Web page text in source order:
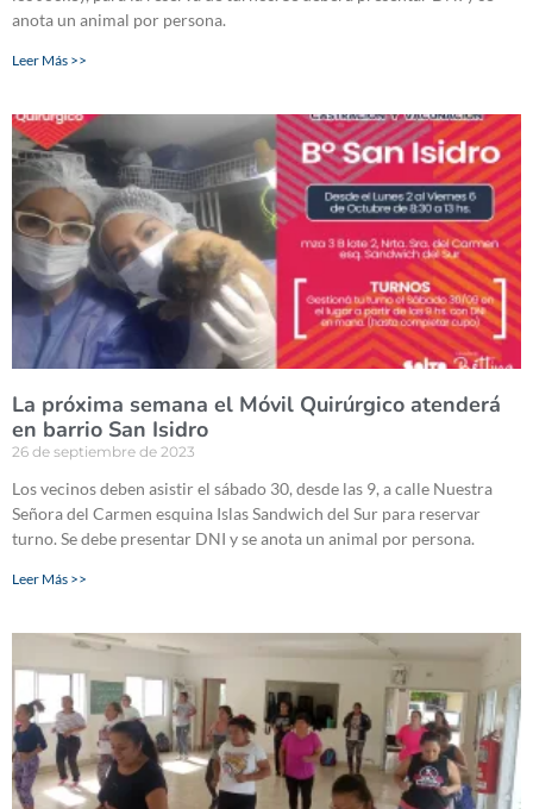
anota un animal por persona.
Leer Más >>
La próxima semana el Móvil Quirúrgico atenderá
en barrio San Isidro
26 de septiembre de 2023
Los vecinos deben asistir el sábado 30, desde las 9, a calle Nuestra
Señora del Carmen esquina Islas Sandwich del Sur para reservar
turno. Se debe presentar DNI y se anota un animal por persona.
Leer Más >>